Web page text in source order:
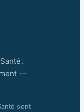
—
sont